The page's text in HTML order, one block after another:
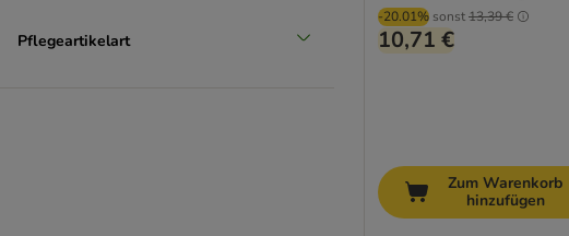
Pflegeartikelart
-20.01% sonst13,39 €
10,71 €
Zum Warenkorb
hinzufügen